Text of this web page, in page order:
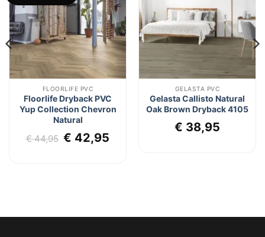
verlanglijst
FLOORLIFE PVC
Floorlife Dryback PVC
Yup Collection Chevron
Natural
€44,95 Oorspronkelijke
€ 42,95
verlanglijst
GELASTA PVC
Gelasta Callisto Natural
Oak Brown Dryback 4105
€ 38,95